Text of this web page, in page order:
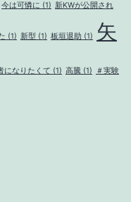
今は可憐に (1) 新KWが公開され
(1) 新型 (1) 板垣退助 (1)
矢
になりたくて (1) 高騰 (1) ＃実験